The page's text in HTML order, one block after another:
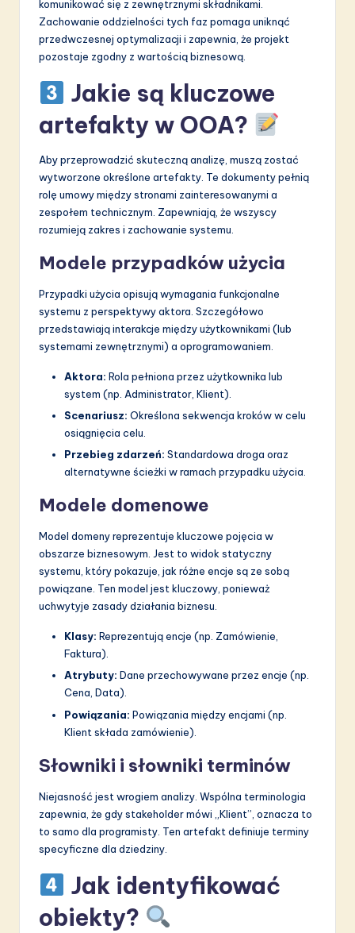
komunikować się z zewnętrznymi składnikami.
Zachowanie oddzielności tych faz pomaga uniknąć
przedwczesnej optymalizacji i zapewnia, że projekt
pozostaje zgodny z wartością biznesową.
Jakie są kluczowe
artefakty w OOA?
Aby przeprowadzić skuteczną analizę, muszą zostać
wytworzone określone artefakty. Te dokumenty pełnią
rolę umowy między stronami zainteresowanymi a
zespołem technicznym. Zapewniają, że wszyscy
rozumieją zakres i zachowanie systemu.
Modele przypadków użycia
Przypadki użycia opisują wymagania funkcjonalne
systemu z perspektywy aktora. Szczegółowo
przedstawiają interakcje między użytkownikami (lub
systemami zewnętrznymi) a oprogramowaniem.
Aktora: Rola pełniona przez użytkownika lub
system (np. Administrator, Klient).
Scenariusz: Określona sekwencja kroków w celu
osiągnięcia celu.
Przebieg zdarzeń: Standardowa droga oraz
alternatywne ścieżki w ramach przypadku użycia.
Modele domenowe
Model domeny reprezentuje kluczowe pojęcia w
obszarze biznesowym. Jest to widok statyczny
systemu, który pokazuje, jak różne encje są ze sobą
powiązane. Ten model jest kluczowy, ponieważ
uchwytyje zasady działania biznesu.
Klasy: Reprezentują encje (np. Zamówienie,
Faktura).
Atrybuty: Dane przechowywane przez encje (np.
Cena, Data).
Powiązania: Powiązania między encjami (np.
Klient składa zamówienie).
Słowniki i słowniki terminów
Niejasność jest wrogiem analizy. Wspólna terminologia
zapewnia, że gdy stakeholder mówi „Klient”, oznacza to
to samo dla programisty. Ten artefakt definiuje terminy
specyficzne dla dziedziny.
Jak identyfikować
obiekty?